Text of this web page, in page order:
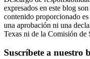
expresados en este blog
contenido proporcionado
una aprobación ni una
Texas ni de la Comisión de
Suscríbete a nuestro